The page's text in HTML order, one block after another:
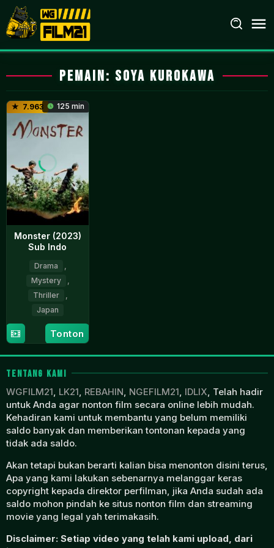
Loncat
ke
konten
Pemain: Soya Kurokawa
7.963 125 min
Monster (2023)
Sub Indo
Drama
Mystery
Thriller
Japan
2
Jun
2023
Hirokazu
Kore-
eda
Tonton
TENTANG KAMI
WGFILM21, LK21, REBAHIN, NGEFILM21, IDLIX, Telah hadir
untuk Anda agar nonton film secara online lebih mudah.
Kehadiran kami untuk membantu yang belum memiliki
saldo banyak dan memberikan tontonan kepada yang
tidak ada saldo.
Akan tetapi bukan berarti kalian bisa menonton disini terus,
Apa yang kami lakukan sebenarnya melanggar keras
copyright kepada direktor perfilman, jika Anda sudah ada
saldo mohon pindah ke situs nonton film dan streaming
movie yang legal yah terimakasih.
Disclaimer: Setiap video yang telah kami upload, dari